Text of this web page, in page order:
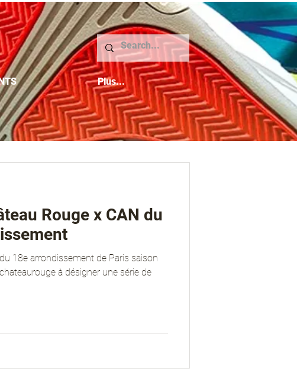
Rouge x CAN du
18e arrondissement de Paris saison
à désigner une série de
Plus...